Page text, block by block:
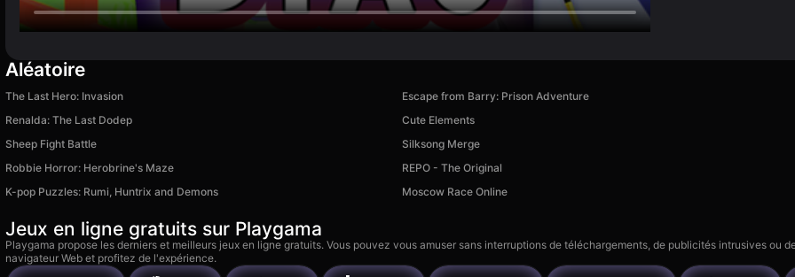
Aléatoire
The Last Hero: Invasion Escape from Barry: Prison Adventure
Renalda: The Last Dodep
Cute Elements
Sheep Fight Battle
Silksong Merge
Robbie Horror: Herobrine's Maze
REPO - The Original
K-pop Puzzles: Rumi, Huntrix and Demons
Moscow Race Online
Jeux en ligne gratuits sur Playgama
Playgama propose les derniers et meilleurs jeux en ligne gratuits. Vous pouvez vous amuser sans interruptions de téléchargements, de publicités intrusives ou
navigateur Web et profitez de l'expérience.